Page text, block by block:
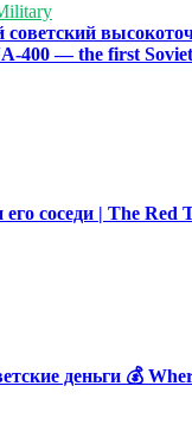
400 — the first
соседи | The Red
деньги 💰